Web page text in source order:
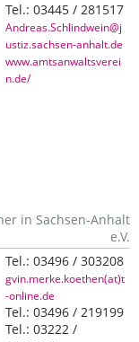
Tel.:03445 / 281517
Andreas.Schlindwein@j
ustiz.sachsen-anhalt.de
www.amtsanwaltsverei
n.de/
in Sachsen-Anhalt
e.V.
Tel.:03496 / 303208
gvin.merke.koethen(at)t
-online.de
Tel.:03496 / 219199
Tel.:03222 /